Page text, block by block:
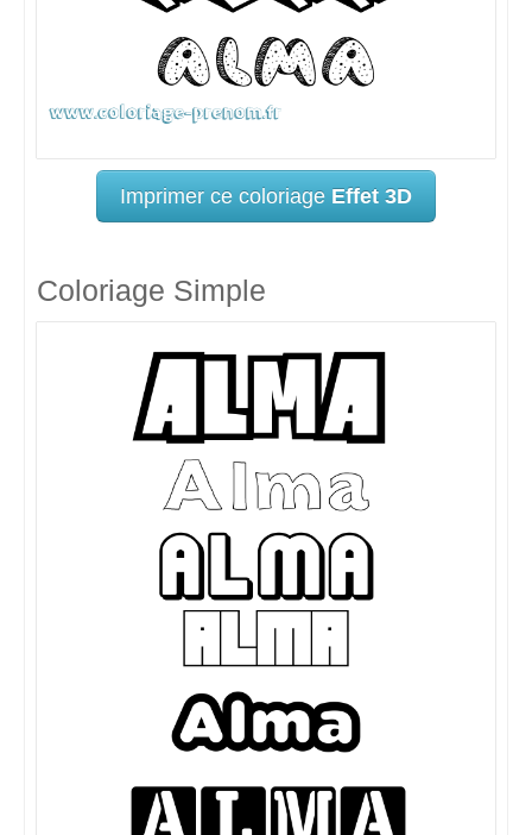
Imprimer ce coloriage Effet 3D
Coloriage Simple